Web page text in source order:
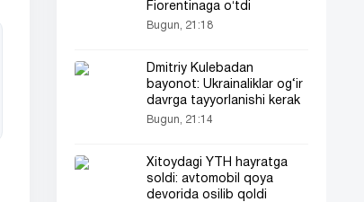
Fiorentinaga oʻtdi
Bugun, 21:18
Dmitriy Kulebadan
bayonot: Ukrainaliklar og‘ir
davrga tayyorlanishi kerak
Bugun, 21:14
Xitoydagi YTH hayratga
soldi: avtomobil qoya
devorida osilib qoldi